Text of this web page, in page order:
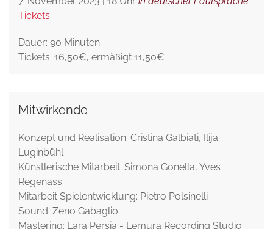
Tickets
Dauer: 90 Minuten
Tickets: 16,50€, ermäßigt 11,50€
Mitwirkende
Konzept und Realisation: Cristina Galbiati, Ilija
Luginbühl
Künstlerische Mitarbeit: Simona Gonella, Yves
Regenass
Mitarbeit Spielentwicklung: Pietro Polsinelli
Sound: Zeno Gabaglio
Mastering: Lara Persia - Lemura Recording Studio